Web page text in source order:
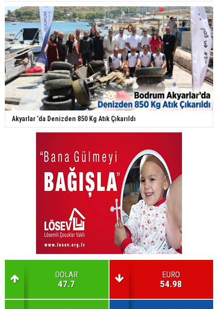
Akyarlar ’da Denizden 850 Kg Atık Çıkarıldı
DOLAR
47.7
EURO
54.98